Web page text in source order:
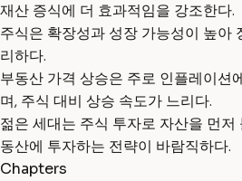
재산 증식에 더 효과적임을 강조한다.
주식은 확장성과 성장 가능성이 높아
리하다.
부동산 가격 상승은 주로 인플레이션
며, 주식 대비 상승 속도가 느리다.
젊은 세대는 주식 투자로 자산을 먼저
동산에 투자하는 전략이 바람직하다.
Chapters